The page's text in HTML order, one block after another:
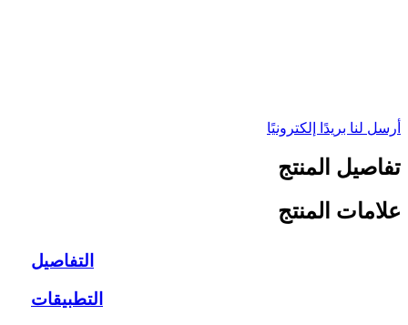
أرسل لنا بريدًا إلكترونيًا
تفاصيل المنتج
علامات المنتج
التفاصيل
التطبيقات